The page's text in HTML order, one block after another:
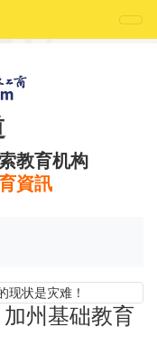
教育机构
資訊
州基础教育